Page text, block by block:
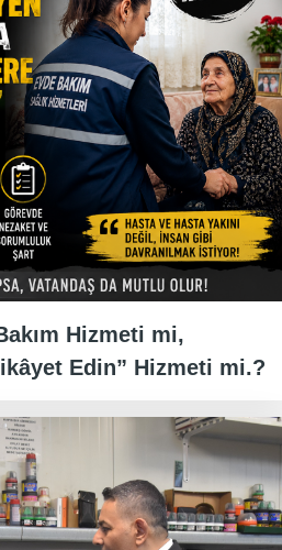
Hizmeti mi,
Edin” Hizmeti mi.?